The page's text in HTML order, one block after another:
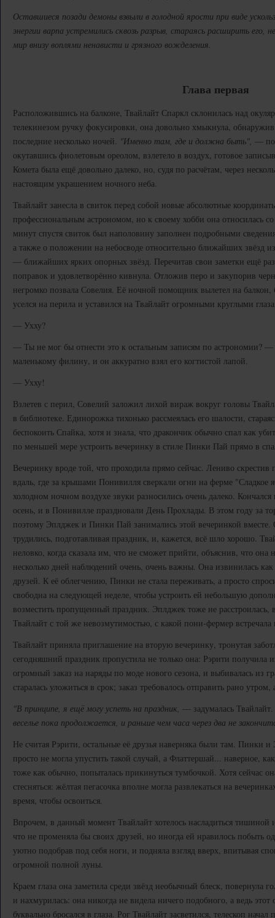
Оставшиеся позади демоны взвыли в голодной ярости при виде
энергии варпа устремились сквозь разрыв, стараясь расширить его,
мир внизу воплями ненависти и грязного вожделения.
Глава первая
Расположившись на балконе, Твайлайт Спаркл склонилась над
телекинезом ручку фокусировки, она довольно хмыкнула,
последние несколько ночей. "Именно там, где и должна быть", —
окутавшись фиолетовым ореолом, взлетело в воздух, готовое
Комета была ещё довольно далеко, но, судя по расчётам, через
настоящим украшением ночного неба.
Твайлайт занесла в свиток перед собой новые абсолютные
профессиональным астрономом, но к своему хобби она относилась со
минут спустя свиток был наполовину заполнен подробными
а также о положении на небосводе относительно ближайших звёзд
— ближайших ярких опорных звёзд. Перечитав свои заметки ещё
поправок и удовлетворённо кивнула. Отложив перо и закупорив
негромко позвала Совелия. Её ночной помощник вылетел на
уселся на перила и уставился на Твайлайт огромными круглыми
— Ухху?
— Ты не мог бы отнести это к остальным записям по астрономии? —
маленькому филину, и он аккуратно взял его когтистой лапой.
— Ухху!
Взлетев с перил, Совелий заложил лихой вираж вокруг головы
в библиотеке. Единорожка тихонько рассмеялась его шалости,
беспокоить Спайка, хотя и знала, что дракончик обычно спал как
по меньшей мере устроить вечеринку в стиле Пинки Пай прямо в
Вечеринку вроде той, что проходила прямо сейчас. Лениво скрестив
вдаль, где за крышами Понивилля сверкали огни на ферме
холодном ночном воздухе звуки разносились очень далеко. Кончался
осень, и в Понивилле праздновали День Прохлады. В этом году за
поэтому Эплджек и Пинки Пай занимались этой вечеринкой
трудились, подготавливая праздник, и, кажется, всё шло хорошо.
неловко, когда сказала им, что не сможет прийти, объяснив, что
несколько дней наблюдений очень, очень важны. Она извинилась как
друзей. К её облегчению, Пинки не стала переживать, а просто
свободна на следующей неделе, чтобы устроить ей небольшую
возместить пропущенный праздник. Эплджек тоже не расстроилась,
Твайлайт с той же невозмутимостью, с какой пони-фермер встречала
Твайлайт приняла приглашение на вторую вечеринку, тронутая
сегодняшний праздник пропустила не только она: Рэрити получила
огромный заказ на наряды по моде нового сезона, и выбивалась из
старалась уложиться в срок; заказ требовалось отправить рано
"В принципе, я ещё могу успеть на праздник, — задумалась
веселье пока продолжается, и раньше чем часа через два не
Не считая Рэрити, остальные её друзья наверняка были там. Пинки
просто не могла упустить такой случай, а Флаттершай... наверное,
тоже как обычно, попыталась прикинуться тумбочкой. Хотя сейчас
стесняться: жёлтая пегасочка вполне могла развлекаться на
время, чтобы освоиться.
Впрочем, в данный момент Твайлайт хотелось насладиться
что не променяла бы своих друзей, но иногда ей нравилось побыть
уютно подобрав под себя ноги, и подняла взгляд вверх, впитывая
огромной полной луны.
Краем глаза она заметила среди звёзд необычный блеск, повернула
и нахмурилась: она никогда не видела ничего подобного, а ведь
буквально бросался в глаза. Рог Твайлайт засветился, телескоп